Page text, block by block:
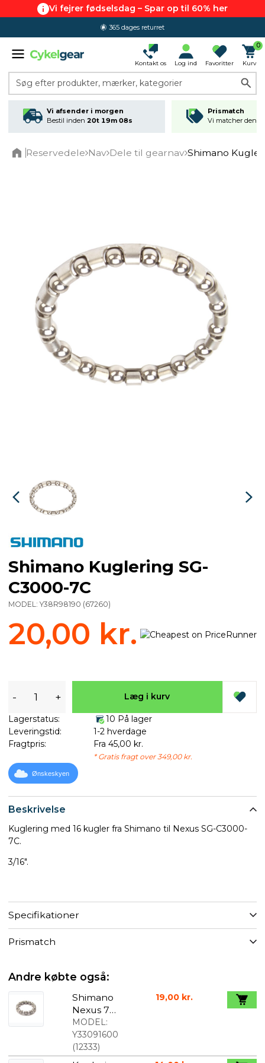
Vi fejrer fødselsdag – Spar op til 60% her
365 dages returret
Kontakt os Log ind Favoritter
0
Kurv
Søg efter produkter, mærker, kategorier
Vi afsender i morgen
Bestil inden 20t 19m 07s
Prismatch
Vi matcher den
Reservedele Nav Dele til gearnav Shimano
Beskrivelse
Kuglering med 16 kugler fra Shimano til Nexus SG-C3000-
7C.
3/16".
Specifikationer
Prismatch
Shimano Kuglering SG-
C3000-7C
MODEL: Y38R98190 (67260)
20,00 kr.
- + Læg i kurv
Lagerstatus:
10 På lager
Leveringstid:
1-2 hverdage
Fragtpris:
Fra 45,00 kr.
* Gratis fragt over 349,00 kr.
Ønskeskyen
Andre købte også:
Shimano
Nexus 7
kuglering
til højre side
3/16"
MODEL:
Y33091600
(12333)
19,00 kr.